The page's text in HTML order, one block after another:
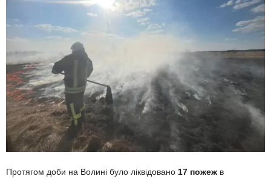
Протягом доби на Волині було ліквідовано 17 пожеж в